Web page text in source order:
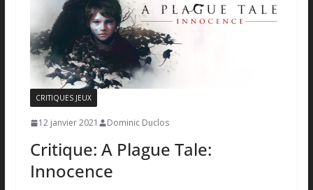
CRITIQUES JEUX
12 janvier 2021 Dominic Duclos
Critique: A Plague Tale:
Innocence